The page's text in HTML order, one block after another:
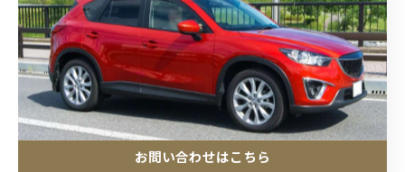
埼玉県北本市のカーコーティングとカーフィルムの専門
店POLARISです、ご相談おまちしております。
お問い合わせはこちら